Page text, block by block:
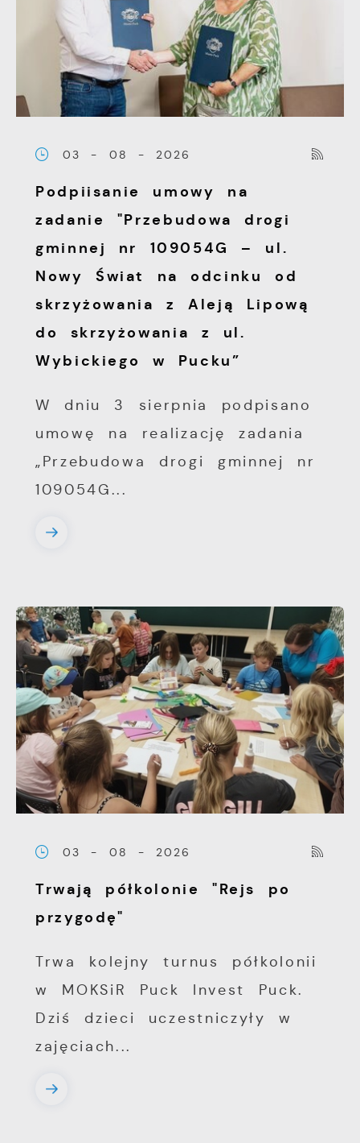
03 - 08 - 2026
Podpiisanie umowy na
zadanie "Przebudowa drogi
gminnej nr 109054G – ul.
Nowy Świat na odcinku od
skrzyżowania z Aleją Lipową
do skrzyżowania z ul.
Wybickiego w Pucku”
W dniu 3 sierpnia podpisano
umowę na realizację zadania
„Przebudowa drogi gminnej nr
109054G...
03 - 08 - 2026
Trwają półkolonie "Rejs po
przygodę"
Trwa kolejny turnus półkolonii
w MOKSiR Puck Invest Puck.
Dziś dzieci uczestniczyły w
zajęciach...